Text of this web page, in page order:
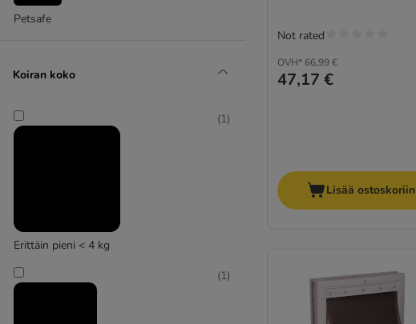
Petsafe
Koiran koko
Erittäin pieni < 4 kg
(1)
(1)
OVH* 66,99 €
47,17 €
Not rated
Lisää ostoskoriin